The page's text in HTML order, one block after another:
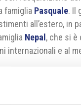
famiglia Pasquale. Il
all’estero, in
Nepal , che si è
internazionali e al
economici
con sede